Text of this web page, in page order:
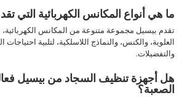
ما هي أنواع المكانس الكهربائية التي
تقدم بيسيل مجموعة متنوعة من المكانس
العلوية، والكنس، والنماذج اللاسلكية، لتلبية احتياجات
والتفضيلات.
هل أجهزة تنظيف السجاد من بيسيل
الصعبة؟